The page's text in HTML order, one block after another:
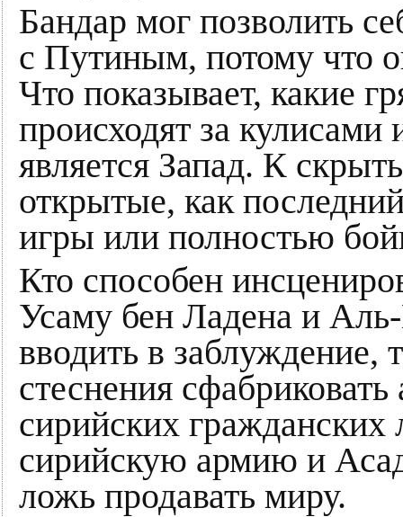
Бандар мог позволить
с Путиным, потому что
Что показывает, какие
происходят за
является Запад. К
открытые, как
игры или полностью
Кто способен
Усаму бен Ладена и
вводить в заблуждение,
стеснения сфабриковать
сирийских гражданских
сирийскую армию и
ложь продавать миру.